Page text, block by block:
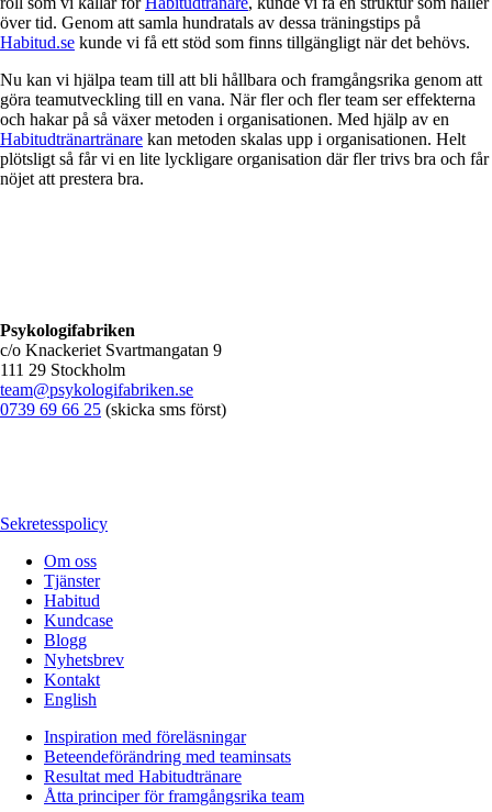
över tid. Genom att samla hundratals av dessa träningstips på
Habitud.se kunde vi få ett stöd som finns tillgängligt när det behövs.
Nu kan vi hjälpa team till att bli hållbara och framgångsrika genom att
göra teamutveckling till en vana. När fler och fler team ser effekterna
och hakar på så växer metoden i organisationen. Med hjälp av en
Habitudtränartränare kan metoden skalas upp i organisationen. Helt
plötsligt så får vi en lite lyckligare organisation där fler trivs bra och får
nöjet att prestera bra.
Psykologifabriken
c/o Knackeriet Svartmangatan 9
111 29 Stockholm
team@psykologifabriken.se
0739 69 66 25 (skicka sms först)
Sekretesspolicy
Om oss
Tjänster
Habitud
Kundcase
Blogg
Nyhetsbrev
Kontakt
English
Inspiration med föreläsningar
Beteendeförändring med teaminsats
Resultat med Habitudtränare
Åtta principer för framgångsrika team